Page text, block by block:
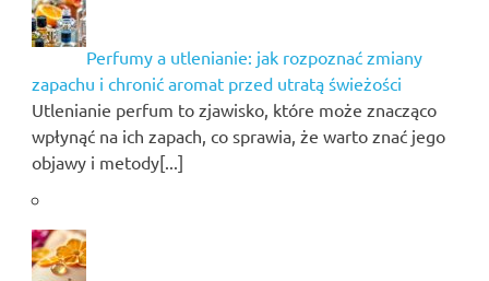
Perfumy a utlenianie: jak rozpoznać zmiany
zapachu i chronić aromat przed utratą świeżości
Utlenianie perfum to zjawisko, które może znacząco
wpłynąć na ich zapach, co sprawia, że warto znać jego
objawy i metody[...]